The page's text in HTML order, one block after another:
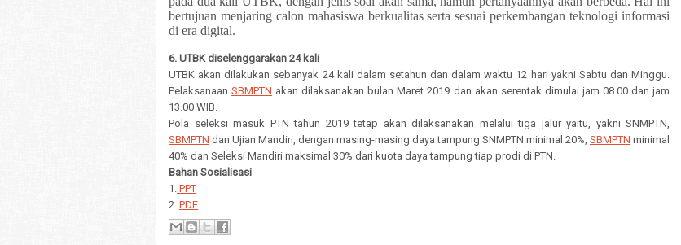
bertujuan menjaring calon mahasiswa berkualitas serta sesuai perkembangan teknologi informasi
di era digital.
6. UTBK diselenggarakan 24 kali
UTBK akan dilakukan sebanyak 24 kali dalam setahun dan dalam waktu 12 hari yakni Sabtu dan Minggu.
PelaksanaanSBMPTN akan dilaksanakan bulan Maret 2019 dan akan serentak dimulai jam 08.00 dan jam
13.00 WIB.
Pola seleksi masuk PTN tahun 2019 tetap akan dilaksanakan melalui tiga jalur yaitu, yakni SNMPTN,
SBMPTN dan Ujian Mandiri, dengan masing-masing daya tampung SNMPTN minimal 20%, SBMPTN minimal
40% dan Seleksi Mandiri maksimal 30% dari kuota daya tampung tiap prodi di PTN.
Bahan Sosialisasi
1. PPT
2. PDF